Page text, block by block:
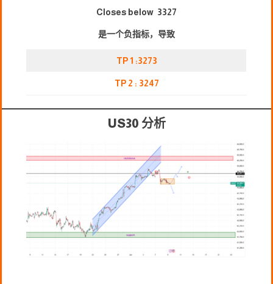
Closes below 3327
是一个负指标，导致
TP 1 :3273
TP 2 : 3247
US30 分析